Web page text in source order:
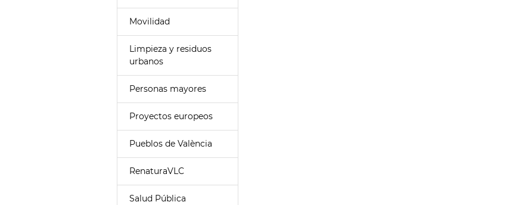
Movilidad
Limpieza y residuos
urbanos
Personas mayores
Proyectos europeos
Pueblos de València
RenaturaVLC
Salud Pública